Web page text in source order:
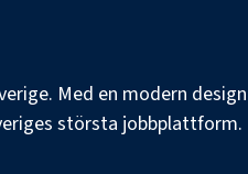
Med en modern
största jobbplattform.